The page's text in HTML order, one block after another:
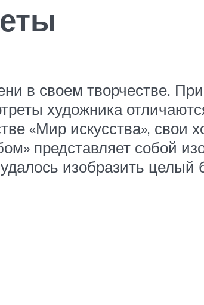
в своем творчестве.
художника
«Мир искусства», свои
представляет собой
изобразить целый